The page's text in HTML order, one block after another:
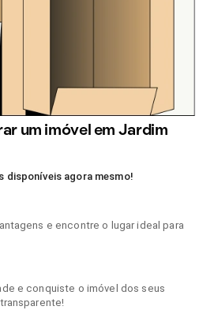
um imóvel em Jardim
agora mesmo!, incompleto
disponíveis agora mesmo!
e encontre o lugar ideal para
e encontre o lugar ideal para
e conquiste o imóvel dos seus
incompleto
e conquiste o imóvel dos seus